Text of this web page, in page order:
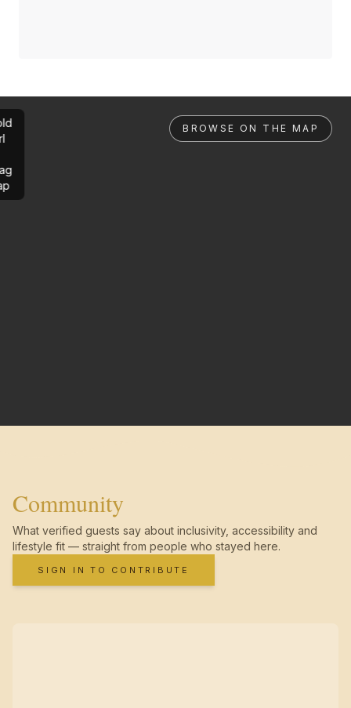
BROWSE ON THE MAP
Community
What verified guests say about inclusivity, accessibility and
lifestyle fit — straight from people who stayed here.
SIGN IN TO CONTRIBUTE